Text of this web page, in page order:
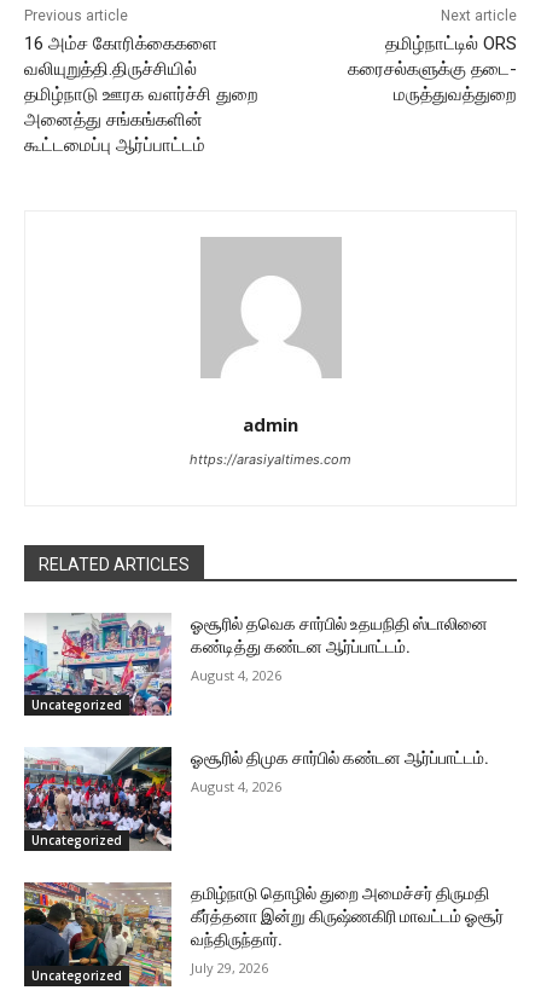
Previous article
16 அம்ச கோரிக்கைகளை
வலியுறுத்தி.திருச்சியில்
தமிழ்நாடு ஊரக வளர்ச்சி துறை
அனைத்து சங்கங்களின்
கூட்டமைப்பு ஆர்ப்பாட்டம்
Next article
தமிழ்நாட்டில் ORS
கரைசல்களுக்கு தடை-
மருத்துவத்துறை
admin
https://arasiyaltimes.com
RELATED ARTICLES
Uncategorized
ஓசூரில் தவெக சார்பில் உதயநிதி ஸ்டாலினை
கண்டித்து கண்டன ஆர்ப்பாட்டம்.
August 4, 2026
Uncategorized
ஓசூரில் திமுக சார்பில் கண்டன ஆர்ப்பாட்டம்.
August 4, 2026
Uncategorized
தமிழ்நாடு தொழில் துறை அமைச்சர் திருமதி
கீர்த்தனா இன்று கிருஷ்ணகிரி மாவட்டம் ஓசூர்
வந்திருந்தார்.
July 29, 2026